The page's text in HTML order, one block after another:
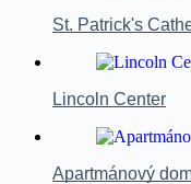
St. Patrick's
Lincoln Center
Apartmánový